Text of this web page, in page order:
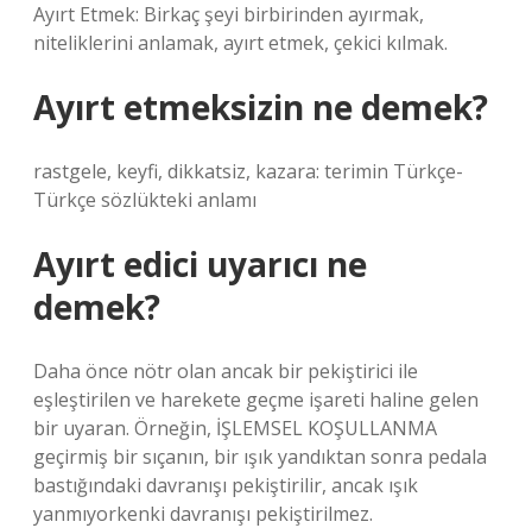
Ayırt Etmek: Birkaç şeyi birbirinden ayırmak,
niteliklerini anlamak, ayırt etmek, çekici kılmak.
Ayırt etmeksizin ne demek?
rastgele, keyfi, dikkatsiz, kazara: terimin Türkçe-
Türkçe sözlükteki anlamı
Ayırt edici uyarıcı ne
demek?
Daha önce nötr olan ancak bir pekiştirici ile
eşleştirilen ve harekete geçme işareti haline gelen
bir uyaran. Örneğin, İŞLEMSEL KOŞULLANMA
geçirmiş bir sıçanın, bir ışık yandıktan sonra pedala
bastığındaki davranışı pekiştirilir, ancak ışık
yanmıyorkenki davranışı pekiştirilmez.